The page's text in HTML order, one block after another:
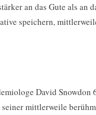
an das Gute als an
speichern,
David
mittlerweile